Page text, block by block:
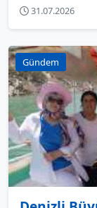
31.07.2026
Gündem